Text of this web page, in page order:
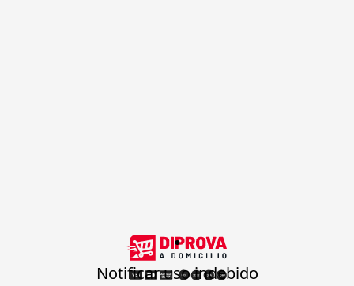
.
Notificar uso indebido